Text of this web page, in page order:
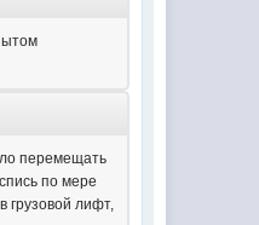
перемещать
по мере
грузовой лифт,